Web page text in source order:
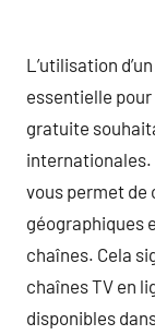
L’utilisation
essentielle
gratuite
internationales.
vous permet
géographiques
chaînes. Cela
chaînes TV en
disponibles